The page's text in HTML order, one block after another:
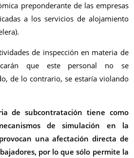
preponderante de las empresas
a los servicios de alojamiento
de inspección en materia de
que este personal no se
de lo contrario, se estaría violando
de subcontratación tiene como
de simulación en la
una afectación directa de
por lo que sólo permite la